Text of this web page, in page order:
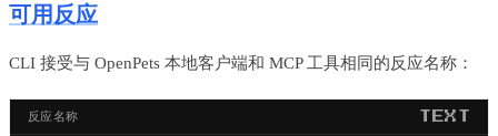
可用反应
CLI 接受与 OpenPets 本地客户端和 MCP 工具相同的反应名称：
反应名称 TEXT